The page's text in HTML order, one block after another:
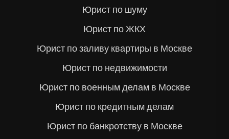
Юрист по шуму
Юрист по ЖКХ
Юрист по заливу квартиры в Москве
Юрист по недвижимости
Юрист по военным делам в Москве
Юрист по кредитным делам
Юрист по банкротству в Москве